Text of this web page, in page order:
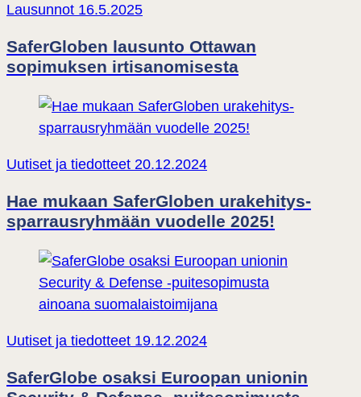
Lausunnot 16.5.2025
SaferGloben lausunto Ottawan
sopimuksen irtisanomisesta
Uutiset ja tiedotteet 20.12.2024
Hae mukaan SaferGloben urakehitys-
sparrausryhmään vuodelle 2025!
Uutiset ja tiedotteet 19.12.2024
SaferGlobe osaksi Euroopan unionin